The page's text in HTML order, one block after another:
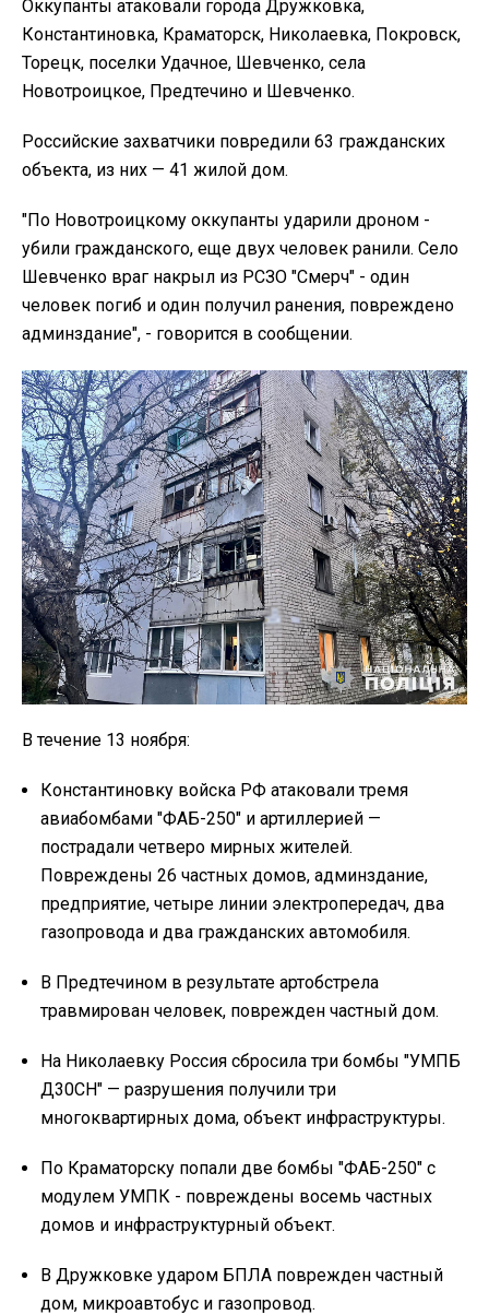
Оккупанты атаковали города Дружковка,
Константиновка, Краматорск, Николаевка, Покровск,
Торецк, поселки Удачное, Шевченко, села
Новотроицкое, Предтечино и Шевченко.
Российские захватчики повредили 63 гражданских
объекта, из них — 41 жилой дом.
"По Новотроицкому оккупанты ударили дроном -
убили гражданского, еще двух человек ранили. Село
Шевченко враг накрыл из РСЗО "Смерч" - один
человек погиб и один получил ранения, повреждено
админздание", - говорится в сообщении.
В течение 13 ноября:
Константиновку войска РФ атаковали тремя
авиабомбами "ФАБ-250" и артиллерией —
пострадали четверо мирных жителей.
Повреждены 26 частных домов, админздание,
предприятие, четыре линии электропередач, два
газопровода и два гражданских автомобиля.
В Предтечином в результате артобстрела
травмирован человек, поврежден частный дом.
На Николаевку Россия сбросила три бомбы "УМПБ
Д30СН" — разрушения получили три
многоквартирных дома, объект инфраструктуры.
По Краматорску попали две бомбы "ФАБ-250" с
модулем УМПК - повреждены восемь частных
домов и инфраструктурный объект.
В Дружковке ударом БПЛА поврежден частный
дом, микроавтобус и газопровод.